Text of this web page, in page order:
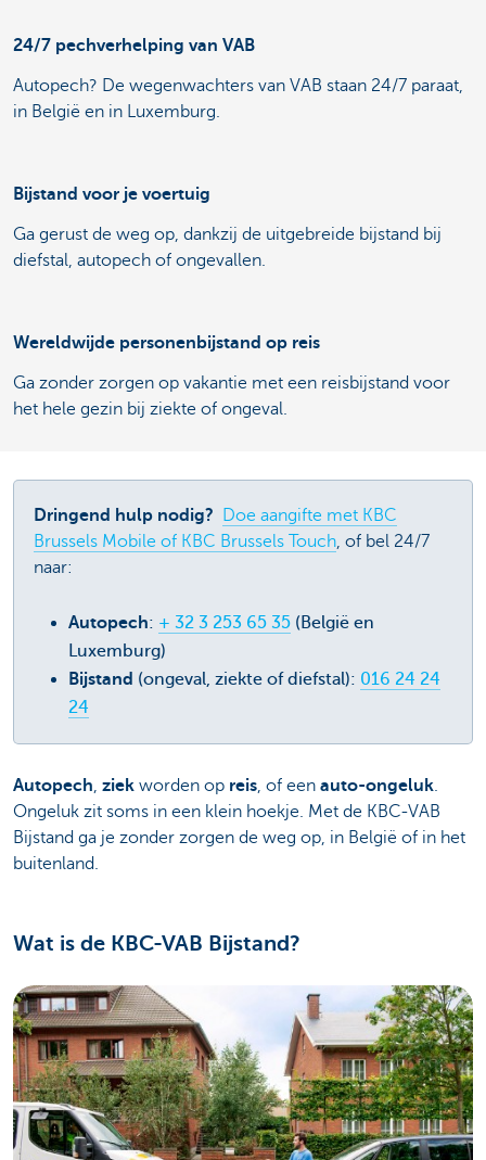
24/7 pechverhelping van VAB
Autopech? De wegenwachters van VAB staan 24/7 paraat,
in België en in Luxemburg.
Bijstand voor je voertuig
Ga gerust de weg op, dankzij de uitgebreide bijstand bij
diefstal, autopech of ongevallen.
Wereldwijde personenbijstand op reis
Ga zonder zorgen op vakantie met een reisbijstand voor
het hele gezin bij ziekte of ongeval.
Dringend hulp nodig?
Doe aangifte met KBC
Brussels Mobile of KBC Brussels Touch, of bel 24/7
naar:
Autopech: + 32 3 253 65 35 (België en
Luxemburg)
Bijstand (ongeval, ziekte of diefstal): 016 24 24
24
Autopech, ziek worden op reis, of een auto-ongeluk.
Ongeluk zit soms in een klein hoekje. Met de KBC-VAB
Bijstand ga je zonder zorgen de weg op, in België of in het
buitenland.
Wat is de KBC-VAB Bijstand?